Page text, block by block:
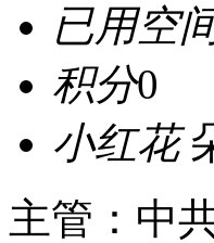
已用空
积分0
小红花
主管：中